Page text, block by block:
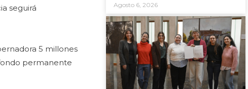
seguirá
5 millones
permanente
Agosto 6, 2026